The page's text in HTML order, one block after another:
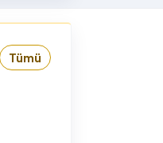
Tümü